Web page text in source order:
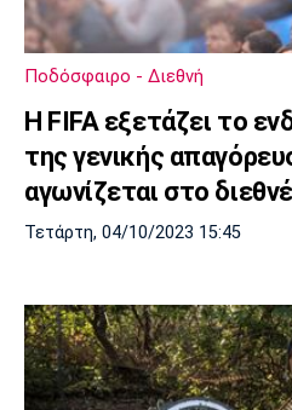
Λίβερπουλ
Σίτι
Ίντερ Μίλαν
Ντόρτμουντ
Ποδόσφαιρο - Διεθνή
Η FIFA εξετάζει το
της γενικής
αγωνίζεται στο
Τετάρτη, 04/10/2023 15:45